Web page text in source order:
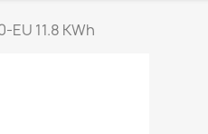
11.8 KWh